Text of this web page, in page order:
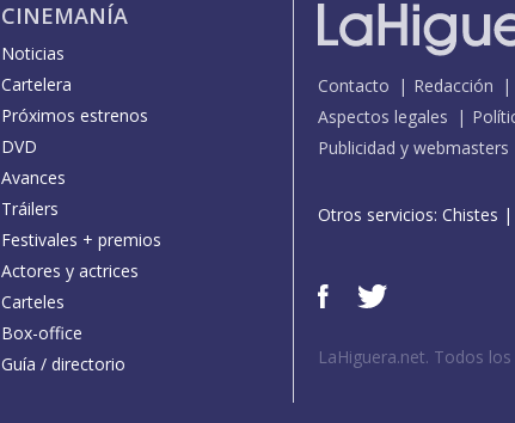
CINEMANÍA
Noticias
Cartelera
Próximos estrenos
DVD
Avances
Tráilers
Festivales + premios
Actores y actrices
Carteles
Box-office
Guía / directorio
Contacto Redacción
Aspectos legales
Publicidad y webmasters
Otros servicios: Chistes |
LaHiguera.net. Todos